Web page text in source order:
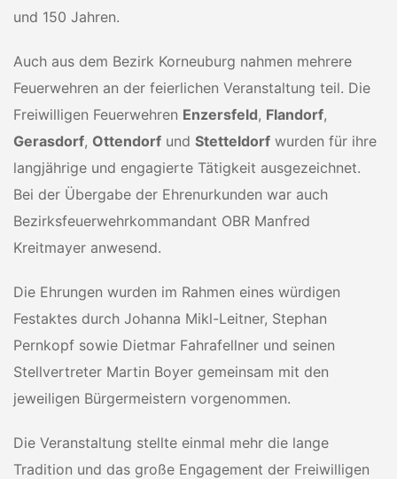
und 150 Jahren.
Auch aus dem Bezirk Korneuburg nahmen mehrere
Feuerwehren an der feierlichen Veranstaltung teil. Die
Freiwilligen Feuerwehren Enzersfeld, Flandorf,
Gerasdorf, Ottendorf und Stetteldorf wurden für ihre
langjährige und engagierte Tätigkeit ausgezeichnet.
Bei der Übergabe der Ehrenurkunden war auch
Bezirksfeuerwehrkommandant OBR Manfred
Kreitmayer anwesend.
Die Ehrungen wurden im Rahmen eines würdigen
Festaktes durch Johanna Mikl-Leitner, Stephan
Pernkopf sowie Dietmar Fahrafellner und seinen
Stellvertreter Martin Boyer gemeinsam mit den
jeweiligen Bürgermeistern vorgenommen.
Die Veranstaltung stellte einmal mehr die lange
Tradition und das große Engagement der Freiwilligen